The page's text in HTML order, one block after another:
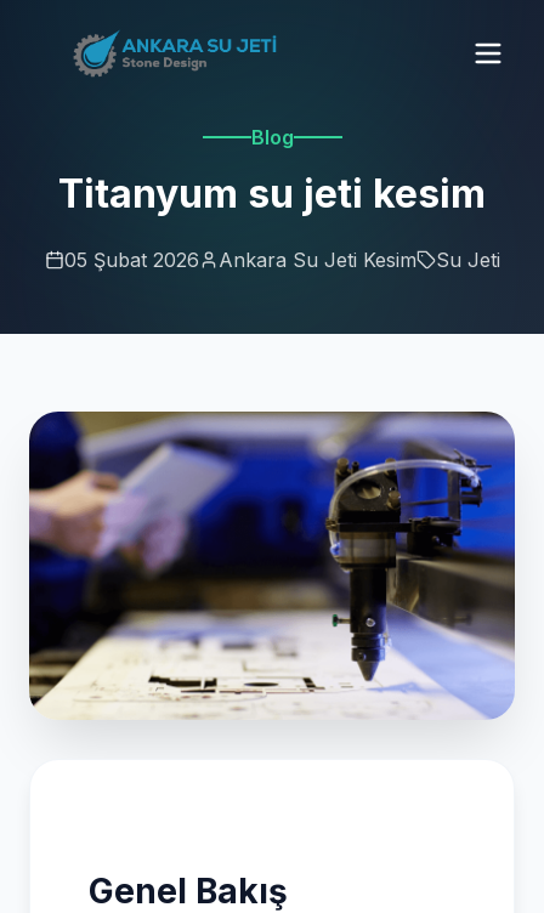
Blog
Titanyum su jeti kesim
05 Şubat 2026 Ankara Su Jeti Kesim Su Jeti
Genel Bakış